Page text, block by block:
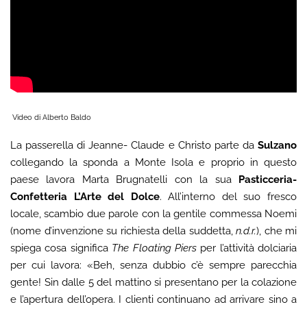
Video di Alberto Baldo
La passerella di Jeanne- Claude e Christo parte da Sulzano
collegando la sponda a Monte Isola e proprio in questo
paese lavora Marta Brugnatelli con la sua Pasticceria-
Confetteria L’Arte del Dolce. All’interno del suo fresco
locale, scambio due parole con la gentile commessa Noemi
(nome d’invenzione su richiesta della suddetta, n.d.r.), che mi
spiega cosa significa The Floating Piersper l’attività dolciaria
per cui lavora: «Beh, senza dubbio c’è sempre parecchia
gente! Sin dalle 5 del mattino si presentano per la colazione
e l’apertura dell’opera. I clienti continuano ad arrivare sino a